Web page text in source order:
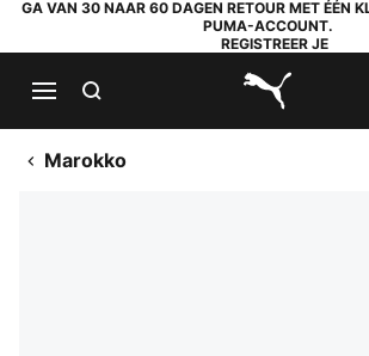
GA VAN 30 NAAR 60 DAGEN RETOUR MET ÉÉN
PUMA-ACCOUNT.
REGISTREER JE
PUMA.com
Marokko